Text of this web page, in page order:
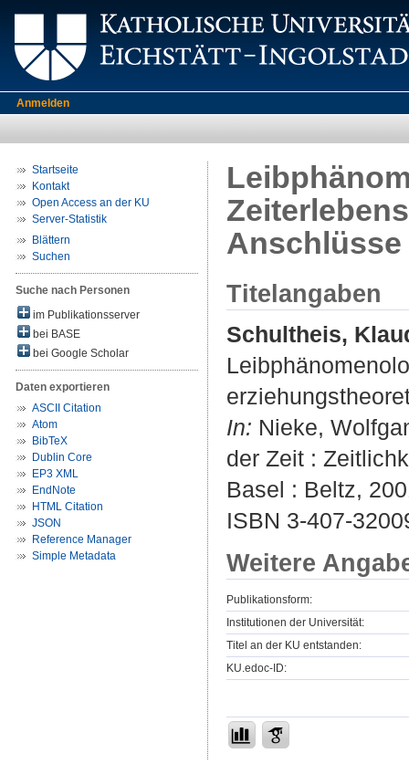
Anmelden
Startseite
Kontakt
Open Access an der KU
Server-Statistik
Blättern
Suchen
Suche nach Personen
im Publikationsserver
bei BASE
bei Google Scholar
Daten exportieren
ASCII Citation
Atom
BibTeX
Dublin Core
EP3 XML
EndNote
HTML Citation
JSON
Reference Manager
Simple Metadata
Anschlüsse
Titelangaben
Schultheis,
In: Nieke,
der Zeit :
Basel : Beltz,
ISBN 3-407-
Weitere
Publikationsform:
Institutionen der Universität:
Titel an der KU entstanden:
KU.edoc-ID: